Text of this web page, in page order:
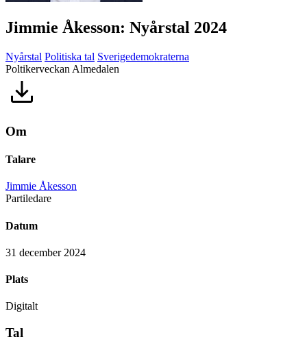
Jimmie Åkesson: Nyårstal 2024
Nyårstal Politiska tal Sverigedemokraterna
Poltikerveckan Almedalen
Om
Talare
Jimmie Åkesson
Partiledare
Datum
31 december 2024
Plats
Digitalt
Tal